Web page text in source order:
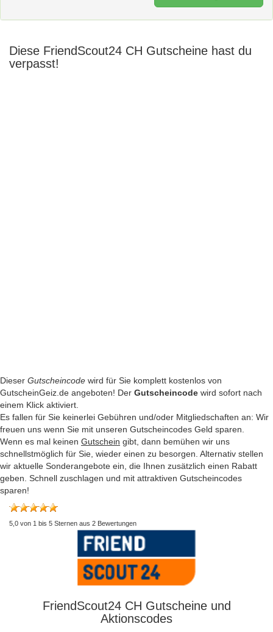
Diese FriendScout24 CH Gutscheine hast du
verpasst!
Dieser Gutscheincode wird für Sie komplett kostenlos von
GutscheinGeiz.de angeboten! Der Gutscheincode wird sofort nach
einem Klick aktiviert.
Es fallen für Sie keinerlei Gebühren und/oder Mitgliedschaften an: Wir
freuen uns wenn Sie mit unseren Gutscheincodes Geld sparen.
Wenn es mal keinen Gutschein gibt, dann bemühen wir uns
schnellstmöglich für Sie, wieder einen zu besorgen. Alternativ stellen
wir aktuelle Sonderangebote ein, die Ihnen zusätzlich einen Rabatt
geben. Schnell zuschlagen und mit attraktiven Gutscheincodes
sparen!
5,0 von 1 bis 5 Sternen aus 2 Bewertungen
FriendScout24 CH Gutscheine und
Aktionscodes